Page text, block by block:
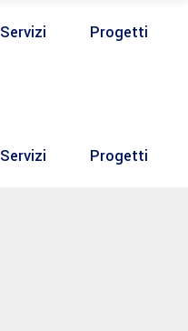
Servizi Progetti
Servizi Progetti